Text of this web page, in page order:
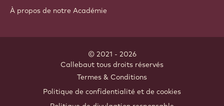
À propos de notre Académie
© 2021 - 2026
Callebaut tous droits réservés
Termes & Conditions
Politique de confidentialité et de cookies